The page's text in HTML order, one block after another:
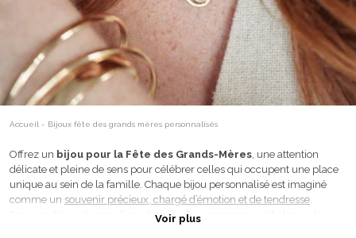
Accueil - Bijoux fête des grands mères personnalisés
Offrez un bijou pour la Fête des Grands-Mères, une attention
délicate et pleine de sens pour célébrer celles qui occupent une place
unique au sein de la famille. Chaque bijou personnalisé est imaginé
comme un souvenir précieux, chargé d’émotion et de tendresse.
Gravure d’un prénom, d’une date ou d’un message symbolique : la
Voir plus